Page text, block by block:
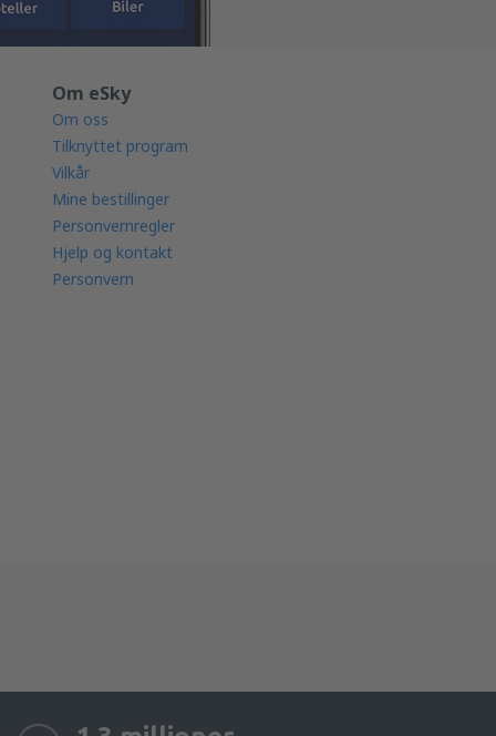
Om eSky
Om oss
Tilknyttet program
Vilkår
Mine bestillinger
Personvernregler
Hjelp og kontakt
Personvern